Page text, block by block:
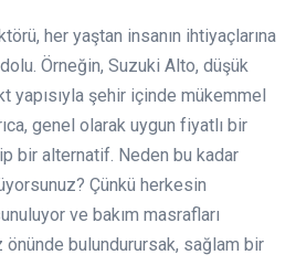
her yaştan insanın ihtiyaçlarına
Örneğin, Suzuki Alto, düşük
yapısıyla şehir içinde mükemmel
genel olarak uygun fiyatlı bir
bir alternatif. Neden bu kadar
Çünkü herkesin
ve bakım masrafları
önünde bulundurursak, sağlam bir